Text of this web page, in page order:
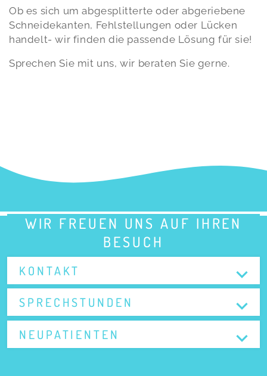
Ob es sich um abgesplitterte oder abgeriebene
Schneidekanten, Fehlstellungen oder Lücken
handelt- wir finden die passende Lösung für sie!
Sprechen Sie mit uns, wir beraten Sie gerne.
WIR FREUEN UNS AUF IHREN
BESUCH
KONTAKT
SPRECHSTUNDEN
NEUPATIENTEN